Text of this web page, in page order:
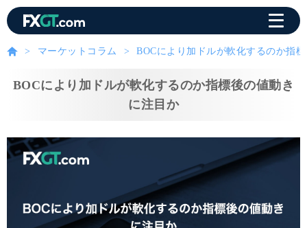
マーケットコラム BOCにより加ドルが軟化するのか指
BOCにより加ドルが軟化するのか指標後の値動き
に注目か